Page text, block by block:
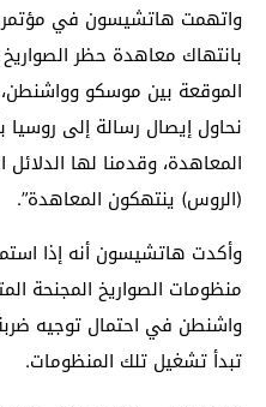
واتهمت هاتشيسون في مؤتمر
بانتهاك معاهدة حظر
الموقعة بين موسكو
نحاول إيصال رسالة إلى روسيا
المعاهدة، وقدمنا لها
(الروس) ينتهكون المعاهدة”.
وأكدت هاتشيسون أنه إذا
منظومات الصواريخ المجنحة
واشنطن في احتمال توجيه
تبدأ تشغيل تلك المنظومات.